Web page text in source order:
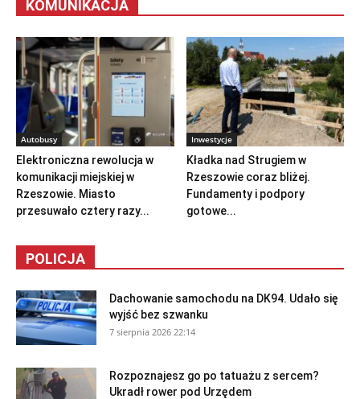
KOMUNIKACJA
Autobusy
Elektroniczna rewolucja w
komunikacji miejskiej w
Rzeszowie. Miasto
przesuwało cztery razy...
Inwestycje
Kładka nad Strugiem w
Rzeszowie coraz bliżej.
Fundamenty i podpory
gotowe...
POLICJA
Dachowanie samochodu na DK94. Udało się
wyjść bez szwanku
7 sierpnia 2026 22:14
Rozpoznajesz go po tatuażu z sercem?
Ukradł rower pod Urzędem